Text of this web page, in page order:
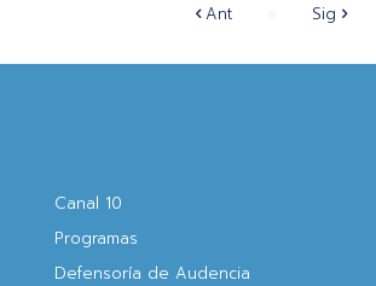
Ant Sig
Canal 10
Programas
Defensoría de Audencia